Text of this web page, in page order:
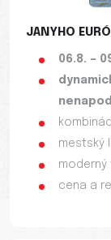
JANYHO
06.8. –
mestský
cena a